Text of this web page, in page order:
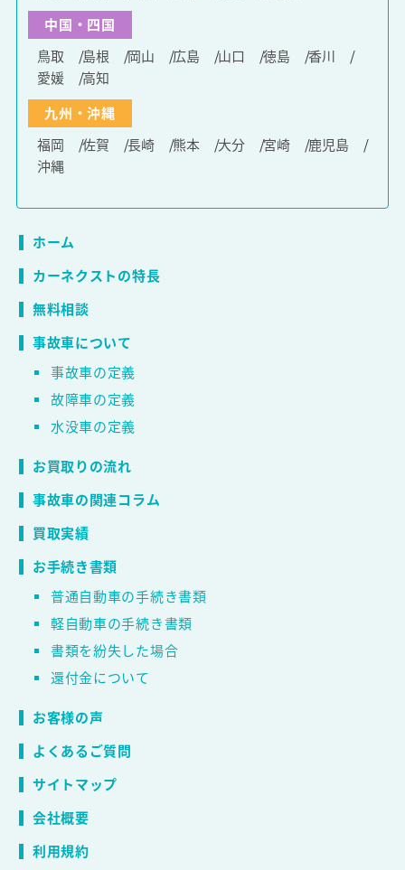
中国・四国
鳥取
島根 岡山 広島 山口 徳島
香川
愛媛
高知
九州・沖縄
福岡
佐賀 長崎 熊本 大分 宮崎
鹿児島
沖縄
ホーム
カーネクストの特長
無料相談
事故車について
事故車の定義
故障車の定義
水没車の定義
お買取りの流れ
事故車の関連コラム
買取実績
お手続き書類
普通自動車の手続き書類
軽自動車の手続き書類
書類を紛失した場合
還付金について
お客様の声
よくあるご質問
サイトマップ
会社概要
利用規約